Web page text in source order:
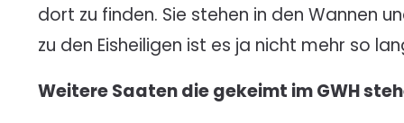
dort zu finden. Sie stehen in den Wannen
zu den Eisheiligen ist es ja nicht mehr so
Weitere Saaten die gekeimt im GWH